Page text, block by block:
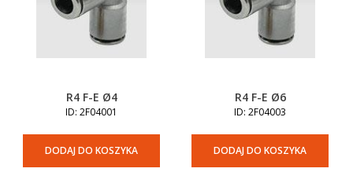
R4 F-E Ø4
ID: 2F04001
DODAJ DO KOSZYKA
R4 F-E Ø6
ID: 2F04003
DODAJ DO KOSZYKA